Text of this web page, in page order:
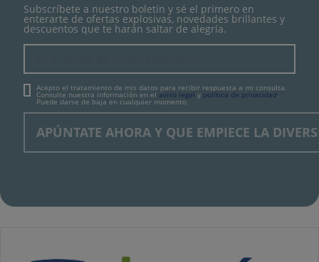
Subscríbete a nuestro boletín y sé el primero en
enterarte de ofertas explosivas, novedades brillantes y
descuentos que te harán saltar de alegría.
Acepto el tratamiento de mis datos para recibir respuesta a mi consulta.
Consulte nuestra información en el aviso legal y política de privacidad
Puede darse de baja en cualquier momento.